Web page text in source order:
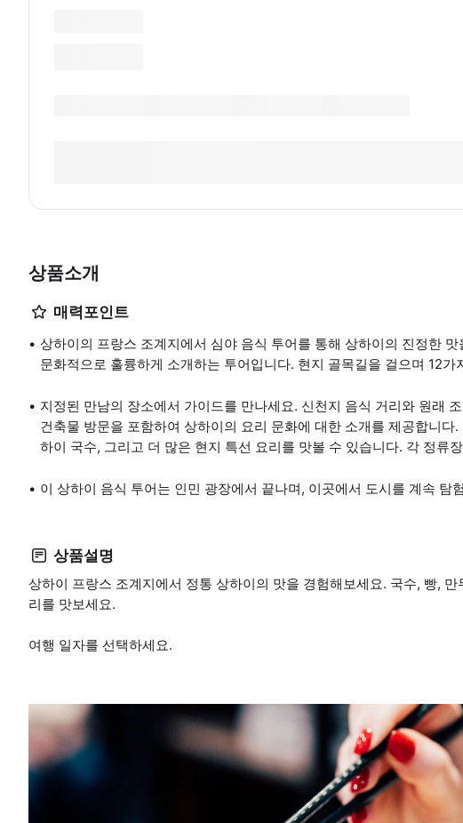
상품소개
매력포인트
상하이의 프랑스 조계지에서 심야 음식 투어를 통해 상하이의 진정한
문화적으로 훌륭하게 소개하는 투어입니다. 현지 골목길을 걸으며 12가
지정된 만남의 장소에서 가이드를 만나세요. 신천지 음식 거리와 원래
건축물 방문을 포함하여 상하이의 요리 문화에 대한 소개를 제공합니
하이 국수, 그리고 더 많은 현지 특선 요리를 맛볼 수 있습니다. 각 정류
이 상하이 음식 투어는 인민 광장에서 끝나며, 이곳에서 도시를 계속 탐
상품설명
상하이 프랑스 조계지에서 정통 상하이의 맛을 경험해보세요. 국수, 빵,
리를 맛보세요.
여행 일자를 선택하세요.